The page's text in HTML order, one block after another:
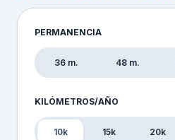
PERMANENCIA
36 m. 48 m.
KILÓMETROS/AÑO
10k 15k 20k